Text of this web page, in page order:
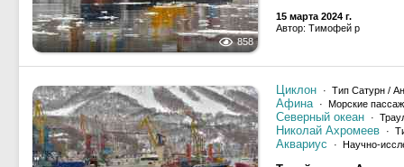
858
15 марта 2024 г.
Автор: Тимофей р
Циклон · Тип Сатурн /
Афина · Морские
Северный океан ·
Николай Ахромеев ·
Аквариус · Научно-